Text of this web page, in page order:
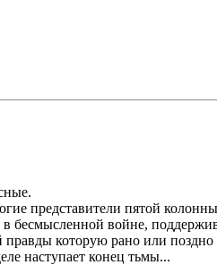
представители пятой
войне,
которую рано или поздно
наступает конец тьмы...